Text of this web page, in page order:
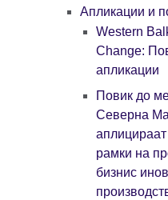
Апликации и
Western
Change:
апликации
Повик до
Северна
рамки на
бизнис